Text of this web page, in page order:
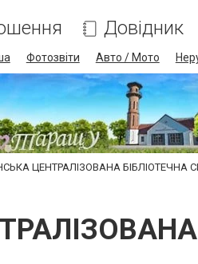
Довідник
Фотозвіти Авто / Мото
ЦЕНТРАЛІЗОВАНА БІБЛІОТЕЧНА